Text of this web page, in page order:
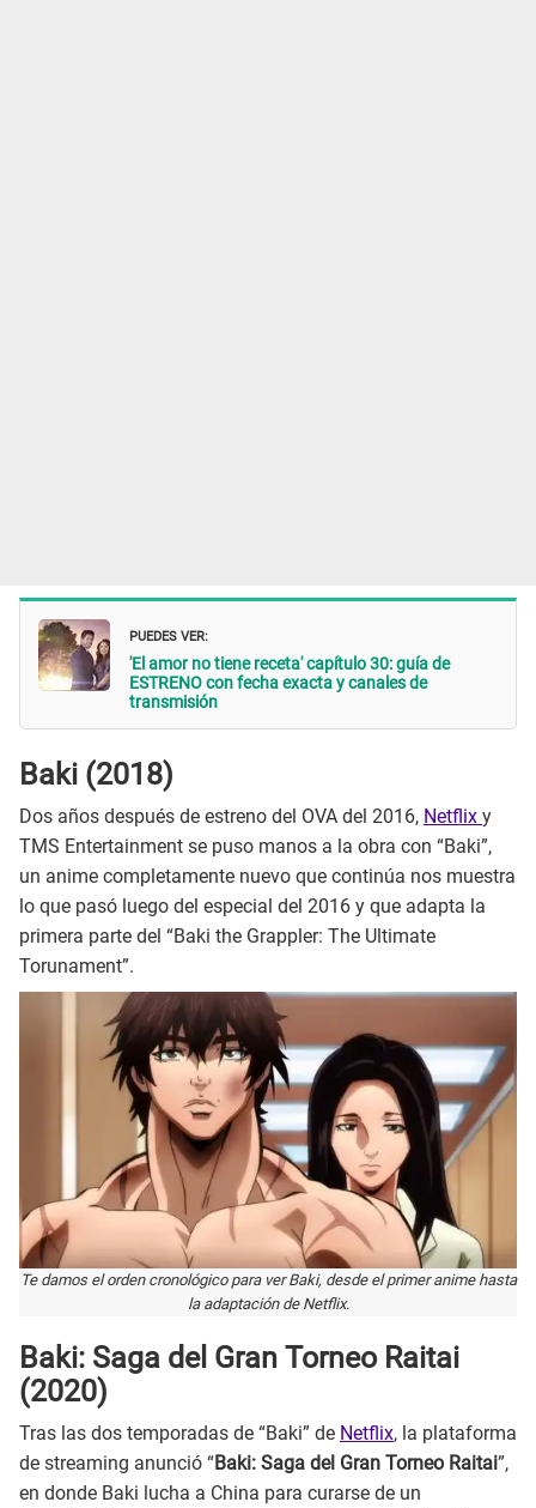
PUEDES VER:
'El amor no tiene receta' capítulo 30: guía de
ESTRENO con fecha exacta y canales de
transmisión
Baki (2018)
Dos años después de estreno del OVA del 2016, Netflix y
TMS Entertainment se puso manos a la obra con “Baki”,
un anime completamente nuevo que continúa nos muestra
lo que pasó luego del especial del 2016 y que adapta la
primera parte del “Baki the Grappler: The Ultimate
Torunament”.
Te damos el orden cronológico para ver Baki, desde el primer anime hasta
la adaptación de Netflix.
Baki: Saga del Gran Torneo Raitai
(2020)
Tras las dos temporadas de “Baki” de Netflix, la plataforma
de streaming anunció “Baki: Saga del Gran Torneo Raitai”,
en donde Baki lucha a China para curarse de un